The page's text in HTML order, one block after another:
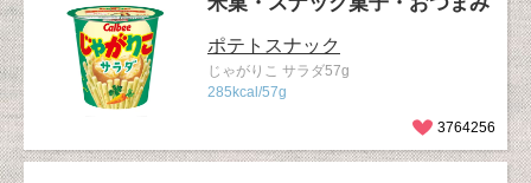
ポテトスナック
じゃがりこ サラダ57g
285kcal/57g
3764256